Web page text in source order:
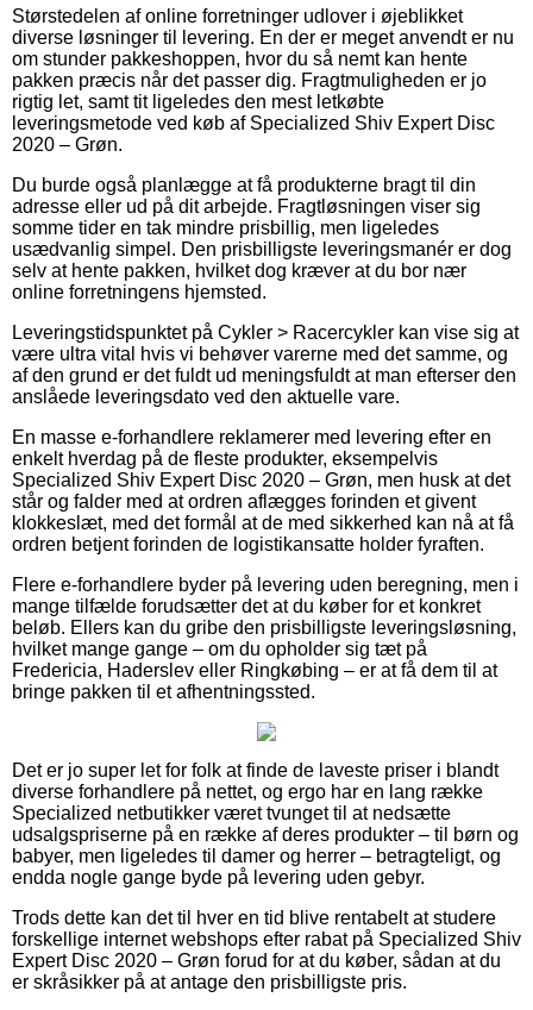
Størstedelen af online forretninger udlover i øjeblikket
diverse løsninger til levering. En der er meget anvendt er nu
om stunder pakkeshoppen, hvor du så nemt kan hente
pakken præcis når det passer dig. Fragtmuligheden er jo
rigtig let, samt tit ligeledes den mest letkøbte
leveringsmetode ved køb af Specialized Shiv Expert Disc
2020 – Grøn.
Du burde også planlægge at få produkterne bragt til din
adresse eller ud på dit arbejde. Fragtløsningen viser sig
somme tider en tak mindre prisbillig, men ligeledes
usædvanlig simpel. Den prisbilligste leveringsmanér er dog
selv at hente pakken, hvilket dog kræver at du bor nær
online forretningens hjemsted.
Leveringstidspunktet på Cykler > Racercykler kan vise sig at
være ultra vital hvis vi behøver varerne med det samme, og
af den grund er det fuldt ud meningsfuldt at man efterser den
anslåede leveringsdato ved den aktuelle vare.
En masse e-forhandlere reklamerer med levering efter en
enkelt hverdag på de fleste produkter, eksempelvis
Specialized Shiv Expert Disc 2020 – Grøn, men husk at det
står og falder med at ordren aflægges forinden et givent
klokkeslæt, med det formål at de med sikkerhed kan nå at få
ordren betjent forinden de logistikansatte holder fyraften.
Flere e-forhandlere byder på levering uden beregning, men i
mange tilfælde forudsætter det at du køber for et konkret
beløb. Ellers kan du gribe den prisbilligste leveringsløsning,
hvilket mange gange – om du opholder sig tæt på
Fredericia, Haderslev eller Ringkøbing – er at få dem til at
bringe pakken til et afhentningssted.
Det er jo super let for folk at finde de laveste priser i blandt
diverse forhandlere på nettet, og ergo har en lang række
Specialized netbutikker været tvunget til at nedsætte
udsalgspriserne på en række af deres produkter – til børn og
babyer, men ligeledes til damer og herrer – betragteligt, og
endda nogle gange byde på levering uden gebyr.
Trods dette kan det til hver en tid blive rentabelt at studere
forskellige internet webshops efter rabat på Specialized Shiv
Expert Disc 2020 – Grøn forud for at du køber, sådan at du
er skråsikker på at antage den prisbilligste pris.